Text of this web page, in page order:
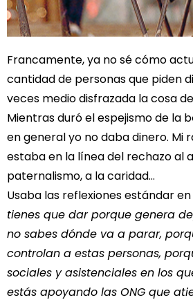
Francamente, ya no sé cómo
cantidad de personas que piden
veces medio disfrazada la cosa
Mientras duró el espejismo de la
en general yo no daba dinero. Mi
estaba en la línea del rechazo al
paternalismo, a la caridad…
Usaba las reflexiones estándar
tienes que dar porque genera
no sabes dónde va a parar,
controlan a estas personas,
sociales y asistenciales en los
estás apoyando las ONG que